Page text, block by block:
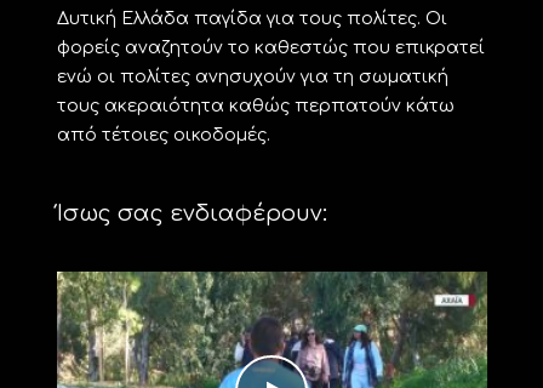
Δυτική Ελλάδα παγίδα για τους πολίτες. Οι
φορείς αναζητούν το καθεστώς που επικρατεί
ενώ οι πολίτες ανησυχούν για τη σωματική
τους ακεραιότητα καθώς περπατούν κάτω
από τέτοιες οικοδομές.
Ίσως σας ενδιαφέρουν: